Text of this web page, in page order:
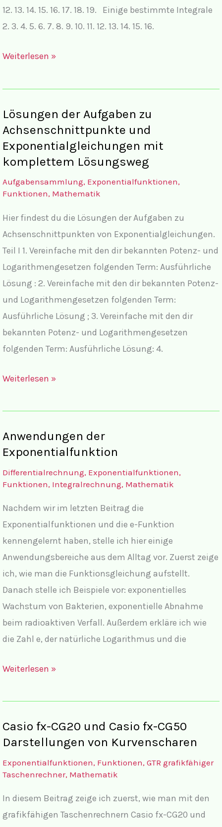
12. 13. 14. 15. 16. 17. 18. 19. Einige bestimmte Integrale
2. 3. 4. 5. 6. 7. 8. 9. 10. 11. 12. 13. 14. 15. 16.
Integraltabelle
und
Weiterlesen »
Lösungen der Aufgaben zu
Achsenschnittpunkte und
Exponentialgleichungen mit
komplettem Lösungsweg
Aufgabensammlung, Exponentialfunktionen,
Funktionen, Mathematik
Hier findest du die Lösungen der Aufgaben zu
Achsenschnittpunkten von Exponentialgleichungen.
Teil I 1. Vereinfache mit den dir bekannten Potenz- und
Logarithmengesetzen folgenden Term: Ausführliche
Lösung : 2. Vereinfache mit den dir bekannten Potenz-
und Logarithmengesetzen folgenden Term:
Ausführliche Lösung ; 3. Vereinfache mit den dir
bekannten Potenz- und Logarithmengesetzen
folgenden Term: Ausführliche Lösung: 4.
Lösungen
Aufgaben
Achsenschnittpunkte
und
Exponentialgleichungen
komplettem
Lösungsweg
Weiterlesen »
Anwendungen der
Exponentialfunktion
Differentialrechnung, Exponentialfunktionen,
Funktionen, Integralrechnung, Mathematik
Nachdem wir im letzten Beitrag die
Exponentialfunktionen und die e-Funktion
kennengelernt haben, stelle ich hier einige
Anwendungsbereiche aus dem Alltag vor. Zuerst zeige
ich, wie man die Funktionsgleichung aufstellt.
Danach stelle ich Beispiele vor: exponentielles
Wachstum von Bakterien, exponentielle Abnahme
beim radioaktiven Verfall. Außerdem erkläre ich wie
die Zahl e, der natürliche Logarithmus und die
Anwendungen
Exponentialfunktion
Weiterlesen »
Casio fx-CG20 und Casio fx-CG50
Darstellungen von Kurvenscharen
Exponentialfunktionen, Funktionen, GTR grafikfähiger
Taschenrechner, Mathematik
In diesem Beitrag zeige ich zuerst, wie man mit den
grafikfähigen Taschenrechnern Casio fx-CG20 und